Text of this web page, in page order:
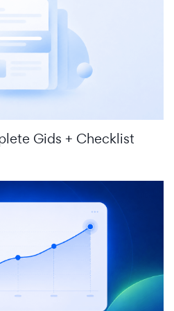
Gids + Checklist